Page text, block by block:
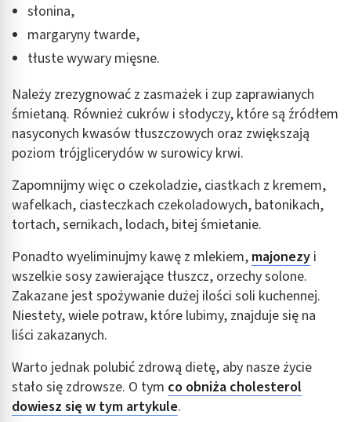
słonina,
margaryny twarde,
tłuste wywary mięsne.
Należy zrezygnować z zasmażek i zup zaprawianych
śmietaną. Również cukrów i słodyczy, które są źródłem
nasyconych kwasów tłuszczowych oraz zwiększają
poziom trójglicerydów w surowicy krwi.
Zapomnijmy więc o czekoladzie, ciastkach z kremem,
wafelkach, ciasteczkach czekoladowych, batonikach,
tortach, sernikach, lodach, bitej śmietanie.
Ponadto wyeliminujmy kawę z mlekiem, majonezy i
wszelkie sosy zawierające tłuszcz, orzechy solone.
Zakazane jest spożywanie dużej ilości soli kuchennej.
Niestety, wiele potraw, które lubimy, znajduje się na
liści zakazanych.
Warto jednak polubić zdrową dietę, aby nasze życie
stało się zdrowsze. O tym co obniża cholesterol
dowiesz się w tym artykule.
Pomiar efektywności reklam
Pomiar efektywności treści
Rozumienie odbiorców dzięki statystyce lub
kombinacji danych z różnych źródeł
Rozwój i ulepszanie usług
Wykorzystywanie ograniczonych danych do
Funkcje specjalne IAB:
Użycie dokładnych danych geolokalizacyjnych
Identyfikowanie urządzeń na podstawie
aktywnie żądanych informacji
Cele przetwarzania inne niż IAB:
Niezbędne
Reklama / śledzenie